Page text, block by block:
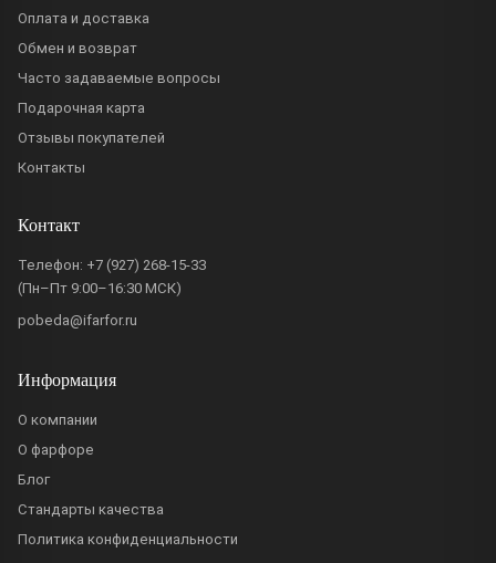
Оплата и доставка
Обмен и возврат
Часто задаваемые вопросы
Подарочная карта
Отзывы покупателей
Контакты
Контакт
Телефон: +7 (927) 268-15-33
(Пн–Пт 9:00–16:30 МСК)
pobeda@ifarfor.ru
Информация
О компании
О фарфоре
Блог
Стандарты качества
Политика конфиденциальности